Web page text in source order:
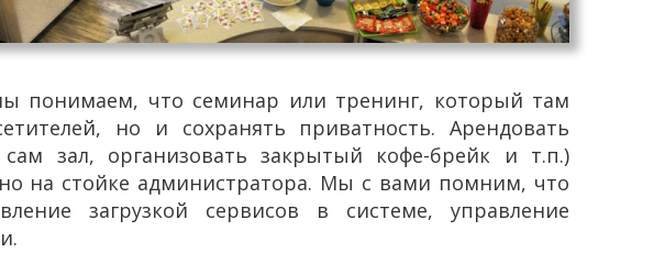
понимаем, что семинар или тренинг, который там
но и сохранять приватность. Арендовать
зал, организовать закрытый кофе-брейк и т.п.)
на стойке администратора. Мы с вами помним, что
загрузкой сервисов в системе, управление